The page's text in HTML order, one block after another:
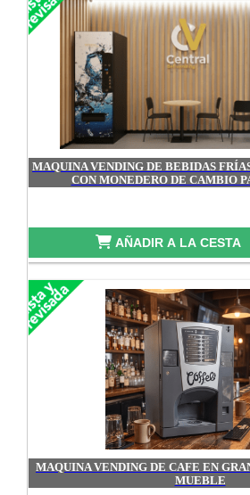
MAQUINA VENDING DE BEBIDAS
CON MONEDERO DE CAMBIO
AÑADIR A LA CESTA
MAQUINA VENDING DE CAFE EN
MUEBLE